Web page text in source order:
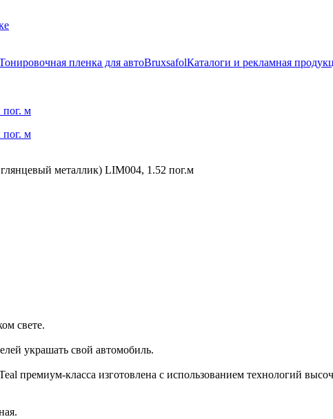
пленка для автоBruxsafolКаталоги и рекламная
металлик) LIM004, 1.52 пог.м
свете.
украшать свой автомобиль.
премиум-класса изготовлена с использованием технологий